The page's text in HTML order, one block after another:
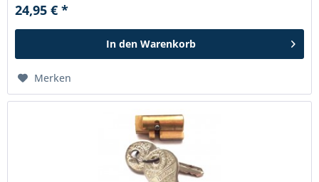
24,95 € *
In den Warenkorb
Merken